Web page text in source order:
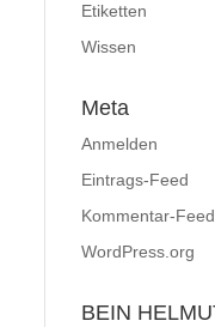
Etiketten
Wissen
Meta
Anmelden
Eintrags-Feed
Kommentar-Feed
WordPress.org
BEIN